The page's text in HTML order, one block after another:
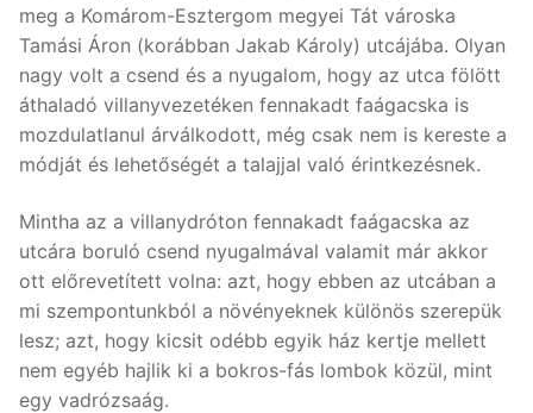
meg a Komárom-Esztergom megyei Tát városka
Tamási Áron (korábban Jakab Károly) utcájába. Olyan
nagy volt a csend és a nyugalom, hogy az utca fölött
áthaladó villanyvezetéken fennakadt faágacska is
mozdulatlanul árválkodott, még csak nem is kereste a
módját és lehetőségét a talajjal való érintkezésnek.
Mintha az a villanydróton fennakadt faágacska az
utcára boruló csend nyugalmával valamit már akkor
ott előrevetített volna: azt, hogy ebben az utcában a
mi szempontunkból a növényeknek különös szerepük
lesz; azt, hogy kicsit odébb egyik ház kertje mellett
nem egyéb hajlik ki a bokros-fás lombok közül, mint
egy vadrózsaág.